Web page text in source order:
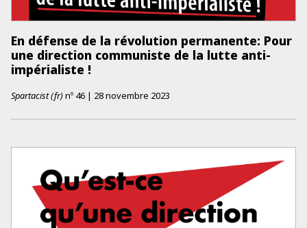
En défense de la révolution permanente: Pour
une direction communiste de la lutte anti-
impérialiste !
Spartacist (fr)nº 46 | 28 novembre 2023